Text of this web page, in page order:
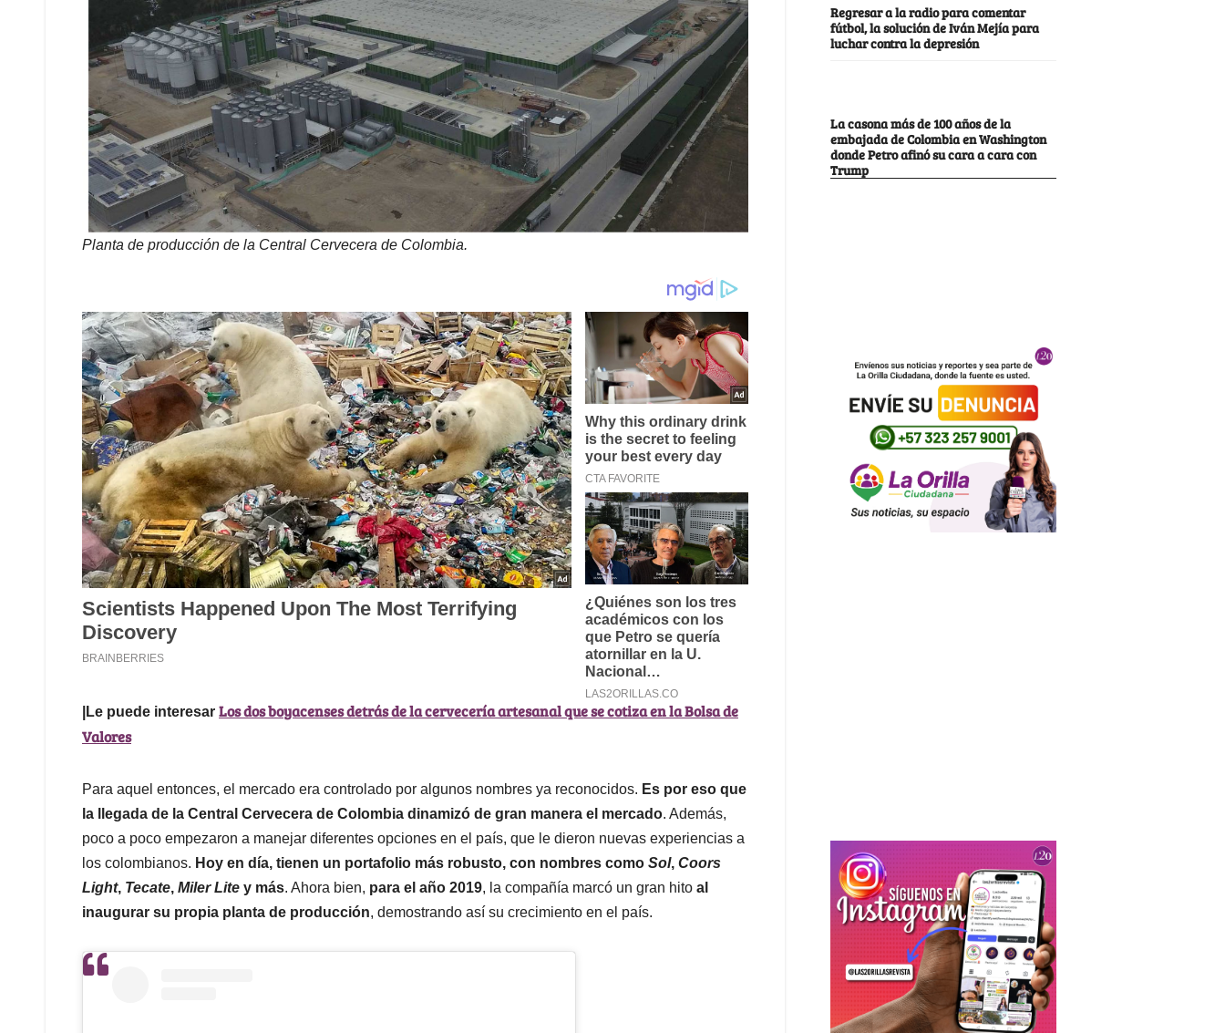
Planta de producción de la Central Cervecera de Colombia.
|Le puede interesar Los dos boyacenses detrás de la cervecería artesanal que se cotiza en la Bolsa de
Valores
Para aquel entonces, el mercado era controlado por algunos nombres ya reconocidos. Es por eso que
la llegada de la Central Cervecera de Colombia dinamizó de gran manera el mercado. Además,
poco a poco empezaron a manejar diferentes opciones en el país, que le dieron nuevas experiencias a
los colombianos. Hoy en día, tienen un portafolio más robusto, con nombres como Sol, Coors
Light, Tecate, Miler Lite y más. Ahora bien, para el año 2019, la compañía marcó un gran hito al
inaugurar su propia planta de producción, demostrando así su crecimiento en el país.
Regresar a la radio para comentar
fútbol, la solución de Iván Mejía para
luchar contra la depresión
La casona más de 100 años de la
embajada de Colombia en Washington
donde Petro afinó su cara a cara con
Trump